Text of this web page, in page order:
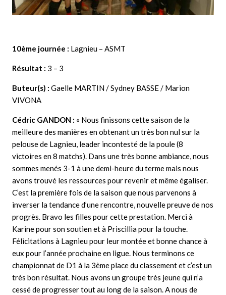
10ème journée : Lagnieu – ASMT
Résultat : 3 – 3
Buteur(s) : Gaelle MARTIN / Sydney BASSE / Marion
VIVONA
Cédric GANDON : « Nous finissons cette saison de la
meilleure des manières en obtenant un très bon nul sur la
pelouse de Lagnieu, leader incontesté de la poule (8
victoires en 8 matchs). Dans une très bonne ambiance, nous
sommes menés 3-1 à une demi-heure du terme mais nous
avons trouvé les ressources pour revenir et même égaliser.
C’est la première fois de la saison que nous parvenons à
inverser la tendance d’une rencontre, nouvelle preuve de nos
progrès. Bravo les filles pour cette prestation. Merci à
Karine pour son soutien et à Priscillia pour la touche.
Félicitations à Lagnieu pour leur montée et bonne chance à
eux pour l’année prochaine en ligue. Nous terminons ce
championnat de D1 à la 3ème place du classement et c’est un
très bon résultat. Nous avons un groupe très jeune qui n’a
cessé de progresser tout au long de la saison. A nous de